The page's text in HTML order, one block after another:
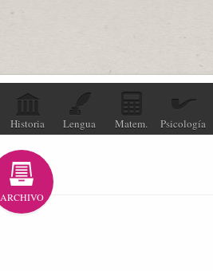
Historia Lengua Matem. Psicología
ARCHIVO